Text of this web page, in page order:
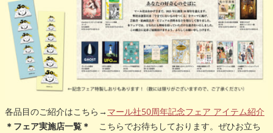
各品目のご紹介はこちら→ マール社50周年記念フェア アイテム紹介
＊フェア実施店一覧＊ こちらでお待ちしております。ぜひお立ち